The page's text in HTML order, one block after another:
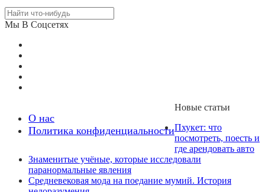
Мы В Соцсетях
О нас
Политика конфиденциальности
Новые статьи
Пхукет: что
посмотреть, поесть и
где арендовать авто
Знаменитые учёные, которые исследовали
паранормальные явления
Средневековая мода на поедание мумий. История